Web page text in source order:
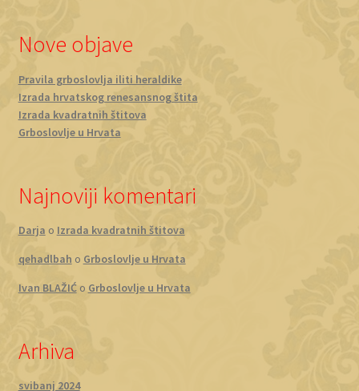
Nove objave
Pravila grboslovlja iliti heraldike
Izrada hrvatskog renesansnog štita
Izrada kvadratnih štitova
Grboslovlje u Hrvata
Najnoviji komentari
Darja o Izrada kvadratnih štitova
qehadlbah o Grboslovlje u Hrvata
Ivan BLAŽIĆo Grboslovlje u Hrvata
Arhiva
svibanj 2024